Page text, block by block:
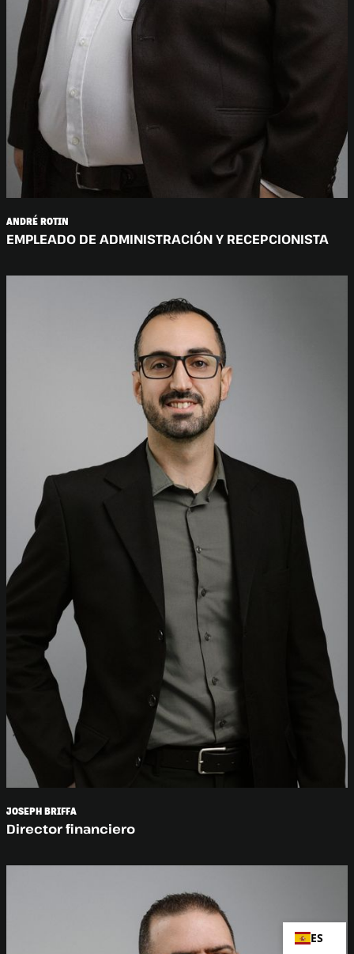
ES
ANDRÉ ROTIN
EMPLEADO DE ADMINISTRACIÓN Y RECEPCIONISTA
JOSEPH BRIFFA
Director financiero